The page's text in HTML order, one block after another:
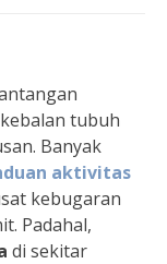
tubuh
Banyak
aktivitas
kebugaran
Padahal,
di sekitar